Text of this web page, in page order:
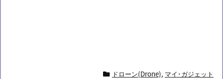
ドローン(Drone), マイ･ガジェット